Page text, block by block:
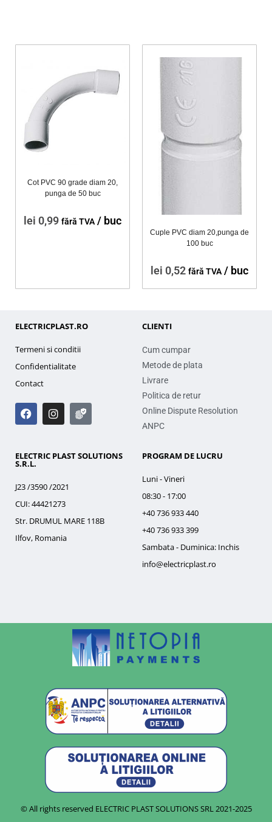
Cot PVC 90 grade diam 20,
punga de 50 buc
lei 0,99 fără TVA / buc
Cuple PVC diam 20,punga de
100 buc
lei 0,52 fără TVA / buc
ELECTRICPLAST.RO
Termeni si conditii
Confidentialitate
Contact
CLIENTI
Cum cumpar
Metode de plata
Livrare
Politica de retur
Online Dispute Resolution
ANPC
ELECTRIC PLAST SOLUTIONS
S.R.L.
J23 /3590 /2021
CUI: 44421273
Str. DRUMUL MARE 118B
Ilfov, Romania
PROGRAM DE LUCRU
Luni - Vineri
08:30 - 17:00
+40 736 933 440
+40 736 933 399
Sambata - Duminica: Inchis
info@electricplast.ro
© All rights reserved ELECTRIC PLAST SOLUTIONS SRL2021-2025